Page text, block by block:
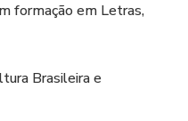
formação em Letras,
Brasileira e